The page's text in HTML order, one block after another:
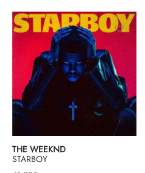
THE WEEKND
STARBOY